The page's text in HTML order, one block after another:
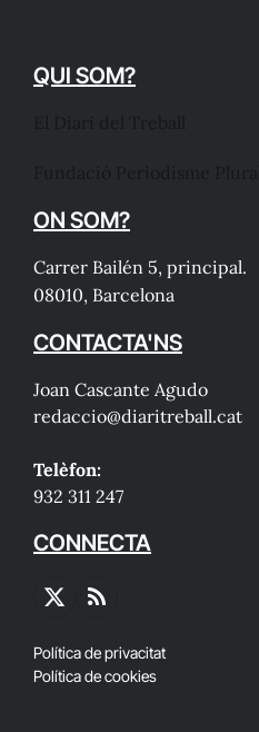
QUI SOM?
ON SOM?
Carrer Bailén 5, principal.
08010, Barcelona
CONTACTA'NS
Joan Cascante Agudo
redaccio@diaritreball.cat
Telèfon:
932 311 247
CONNECTA
X
RSS
Política de privacitat
Política de cookies